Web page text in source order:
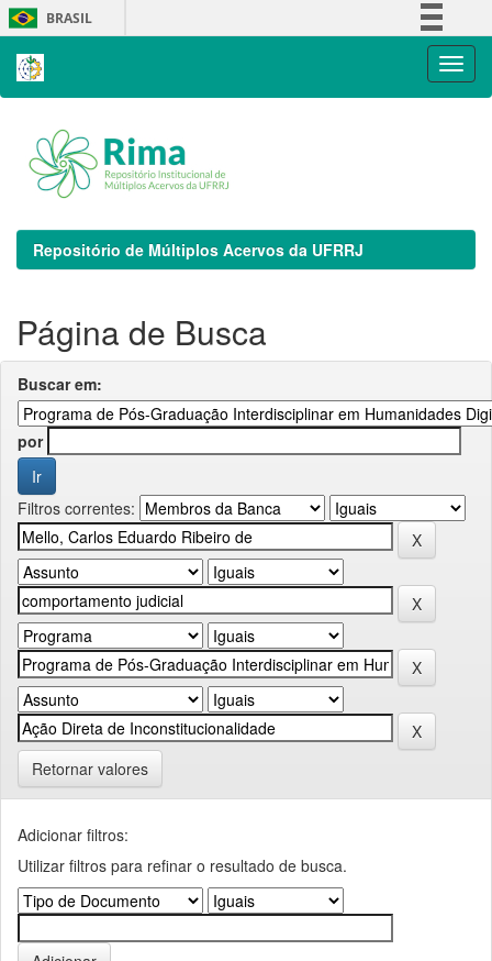
Skip
navigation
BRASIL
Repositório de Múltiplos Acervos da UFRRJ
Página de Busca
Buscar em:
por
Filtros correntes:
Retornar valores
Adicionar filtros:
Utilizar filtros para refinar o resultado de busca.